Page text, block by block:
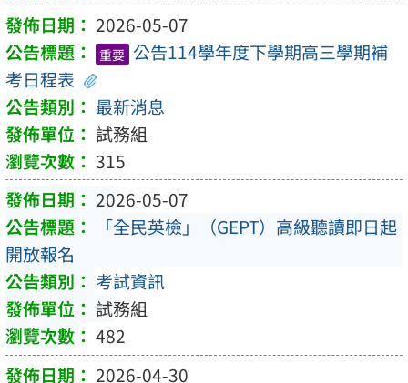
2026-05-07
重要 公告114學年度下學期高三學期補
考日程表
最新消息
試務組
315
2026-05-07
「全民英檢」（GEPT）高級聽讀即日起
開放報名
考試資訊
試務組
482
2026-04-30